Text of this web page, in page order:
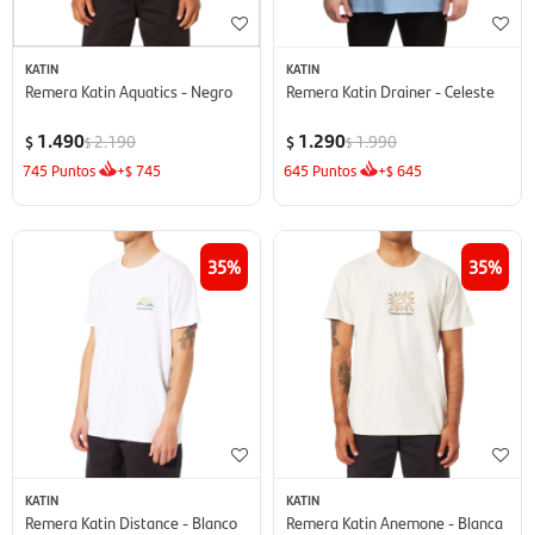
KATIN
Remera Katin Aquatics - Negro
$ 1.490$2.190
745 Puntos +$745
KATIN
Remera Katin Drainer - Celeste
$ 1.290$1.990
645 Puntos +$645
35
KATIN
Remera Katin Distance - Blanco
35
KATIN
Remera Katin Anemone - Blanca